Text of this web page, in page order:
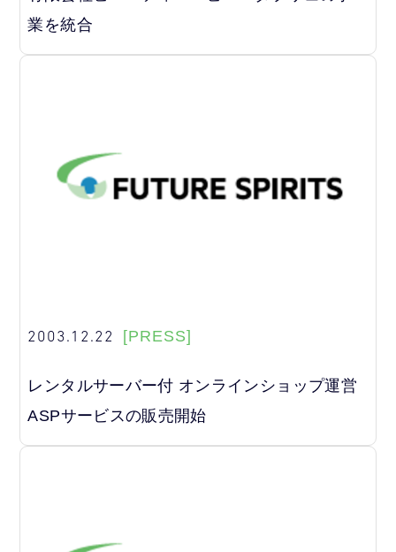
業を統合
2003.12.22 [PRESS]
レンタルサーバー付 オンラインショップ運営
ASPサービスの販売開始